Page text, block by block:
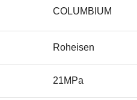
COLUMBIUM
Roheisen
21MPa